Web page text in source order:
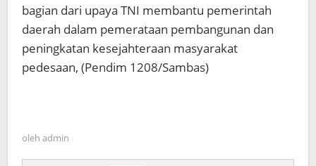
bagian dari upaya TNI membantu pemerintah
daerah dalam pemerataan pembangunan dan
peningkatan kesejahteraan masyarakat
pedesaan, (Pendim 1208/Sambas)
oleh admin